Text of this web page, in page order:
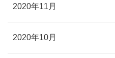
2020年11月
2020年10月